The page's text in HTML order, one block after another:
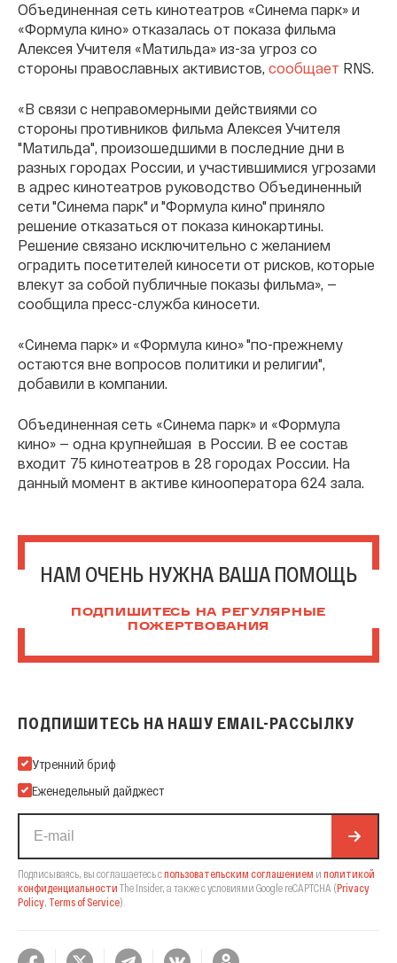
Объединенная сеть кинотеатров «Синема парк» и
«Формула кино» отказалась от показа фильма
Алексея Учителя «Матильда» из-за угроз со
стороны православных активистов, сообщает RNS.
«В связи с неправомерными действиями со
стороны противников фильма Алексея Учителя
"Матильда", произошедшими в последние дни в
разных городах России, и участившимися угрозами
в адрес кинотеатров руководство Объединенный
сети "Синема парк" и "Формула кино" приняло
решение отказаться от показа кинокартины.
Решение связано исключительно с желанием
оградить посетителей киносети от рисков, которые
влекут за собой публичные показы фильма», —
сообщила пресс-служба киносети.
«Синема парк» и «Формула кино» "по-прежнему
остаются вне вопросов политики и религии",
добавили в компании.
Объединенная сеть «Синема парк» и «Формула
кино» — одна крупнейшая в России. В ее состав
входит 75 кинотеатров в 28 городах России. На
данный момент в активе кинооператора 624 зала.
НАМ ОЧЕНЬ НУЖНА ВАША ПОМОЩЬ
ПОДПИШИТЕСЬ НА РЕГУЛЯРНЫЕ
ПОЖЕРТВОВАНИЯ
ПОДПИШИТЕСЬ НА НАШУ EMAIL-РАССЫЛКУ
Подпишитесь на нашу Email-рассылку
Утренний бриф
Еженедельный дайджест
Подписываясь, вы соглашаетесь спользовательским соглашением и политикой
конфиденциальности The Insider, а также с условиями Google reCAPTCHA (Privacy
Policy, Terms of Service).